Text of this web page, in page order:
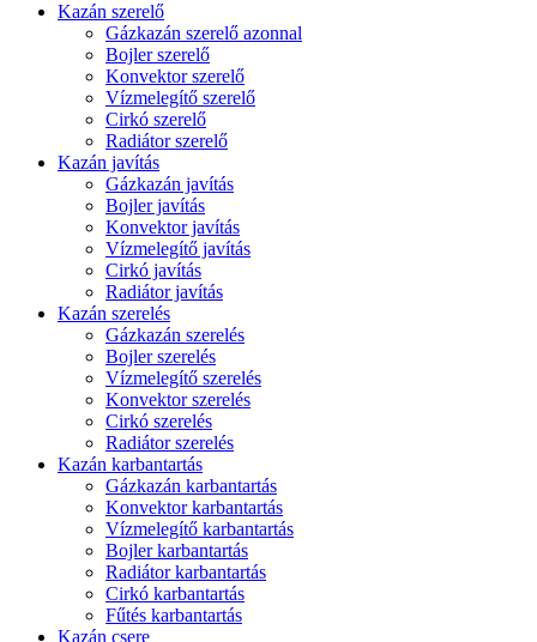
Kazán szerelő
Gázkazán szerelő azonnal
Bojler szerelő
Konvektor szerelő
Vízmelegítő szerelő
Cirkó szerelő
Radiátor szerelő
Kazán javítás
Gázkazán javítás
Bojler javítás
Konvektor javítás
Vízmelegítő javítás
Cirkó javítás
Radiátor javítás
Kazán szerelés
Gázkazán szerelés
Bojler szerelés
Vízmelegítő szerelés
Konvektor szerelés
Cirkó szerelés
Radiátor szerelés
Kazán karbantartás
Gázkazán karbantartás
Konvektor karbantartás
Vízmelegítő karbantartás
Bojler karbantartás
Radiátor karbantartás
Cirkó karbantartás
Fűtés karbantartás
Kazán csere